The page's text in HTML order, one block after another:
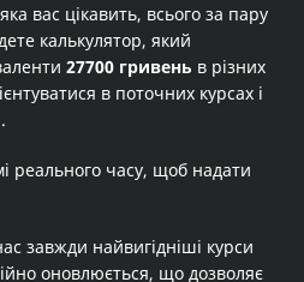
вас цікавить, всього за пару
калькулятор, який
27700 гривень в різних
в поточних курсах і
реального часу, щоб надати
завжди найвигідніші курси
оновлюється, що дозволяє